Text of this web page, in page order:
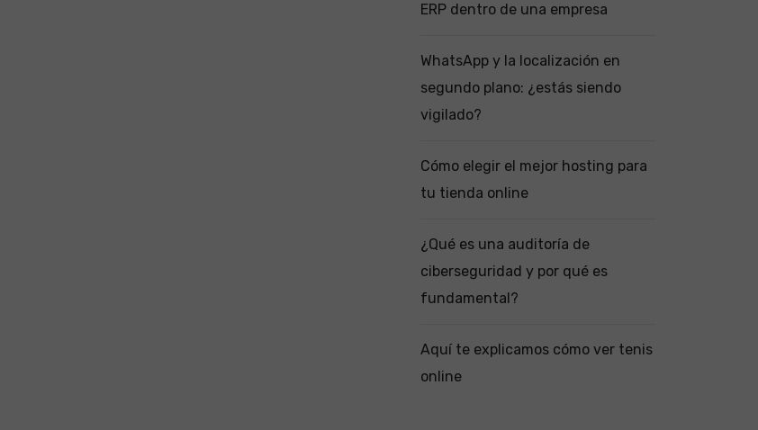
ERP dentro de una empresa
WhatsApp y la localización en
segundo plano: ¿estás siendo
vigilado?
Cómo elegir el mejor hosting para
tu tienda online
¿Qué es una auditoría de
ciberseguridad y por qué es
fundamental?
Aquí te explicamos cómo ver tenis
online